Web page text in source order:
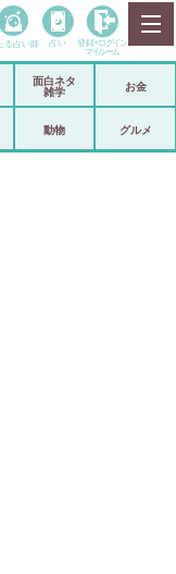
る占い師 占い 登録• ログイン
マイルーム
面白ネタ
雑学
お金
動物 グルメ